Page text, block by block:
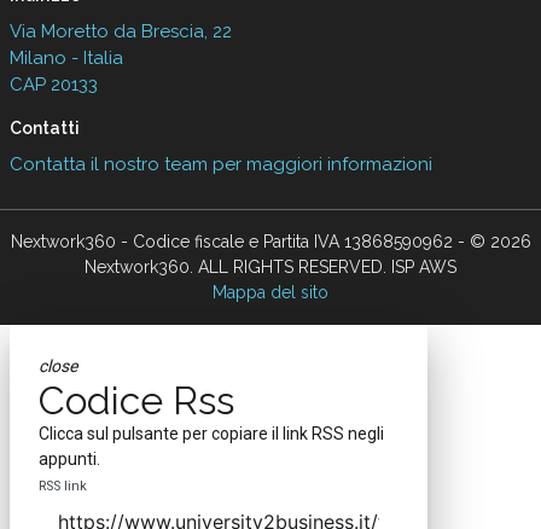
Via Moretto da Brescia, 22
Milano - Italia
CAP 20133
Contatti
Contatta il nostro team per maggiori informazioni
Nextwork360 - Codice fiscale e Partita IVA 13868590962 - © 2026
Nextwork360. ALL RIGHTS RESERVED. ISP AWS
Mappa del sito
close
Codice Rss
Clicca sul pulsante per copiare il link RSS negli
appunti.
RSS link